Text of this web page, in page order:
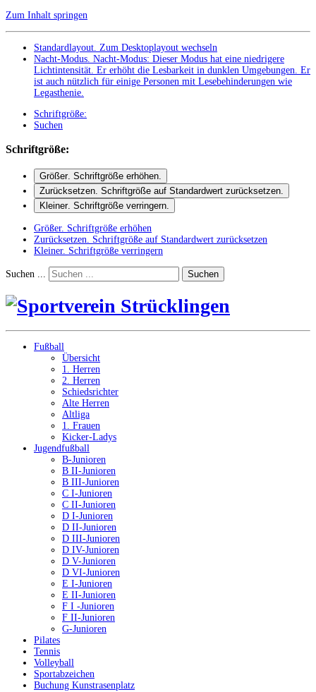
Zum Inhalt springen
Standardlayout. Zum Desktoplayout wechseln
Nacht-Modus. Nacht-Modus: Dieser Modus hat eine niedrigere
Lichtintensität. Er erhöht die Lesbarkeit in dunklen Umgebungen. Er
ist auch nützlich für einige Personen mit Lesebehinderungen wie
Legasthenie.
Schriftgröße:
Suchen
Schriftgröße:
Größer. Schriftgröße erhöhen.
Zurücksetzen . Schriftgröße auf Standardwert zurücksetzen.
Kleiner. Schriftgröße verringern.
Größer. Schriftgröße erhöhen
Zurücksetzen . Schriftgröße auf Standardwert zurücksetzen
Kleiner. Schriftgröße verringern
Suchen ... Suchen
Fußball
Übersicht
1. Herren
2. Herren
Schiedsrichter
Alte Herren
Altliga
1. Frauen
Kicker-Ladys
Jugendfußball
B-Junioren
B II-Junioren
B III-Junioren
C I-Junioren
C II-Junioren
D I-Junioren
D II-Junioren
D III-Junioren
D IV-Junioren
D V-Junioren
D VI-Junioren
E I-Junioren
E II-Junioren
F I -Junioren
F II-Junioren
G-Junioren
Pilates
Tennis
Volleyball
Sportabzeichen
Buchung Kunstrasenplatz